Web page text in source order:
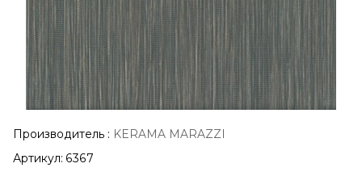
Производитель : KERAMA MARAZZI
Артикул: 6367